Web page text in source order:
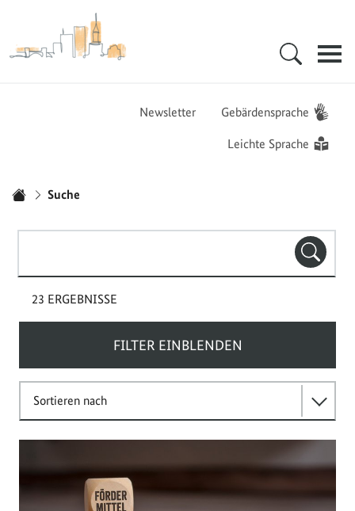
Zur Startseite - BGZ - Bundesamt für Migration und Flüchtlinge
Newsletter Gebärdensprache
Leichte Sprache
Suche
23 ERGEBNISSE
FILTER EINBLENDEN
Sortieren nach